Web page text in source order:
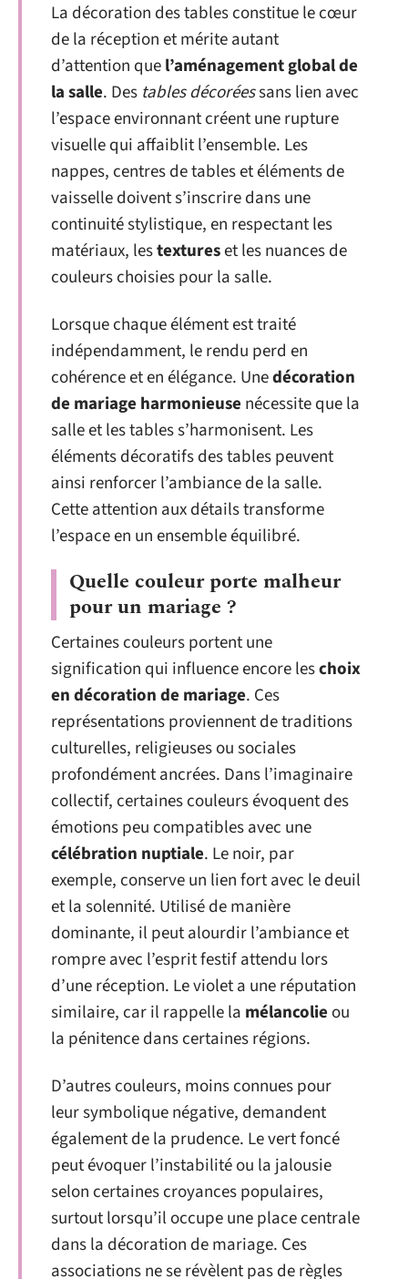
La décoration des tables constitue le cœur
de la réception et mérite autant
d’attention quel’aménagement global de
la salle. Des tables décoréessans lien avec
l’espace environnant créent une rupture
visuelle qui affaiblit l’ensemble. Les
nappes, centres de tables et éléments de
vaisselle doivent s’inscrire dans une
continuité stylistique, en respectant les
matériaux, lestextureset les nuances de
couleurs choisies pour la salle.
Lorsque chaque élément est traité
indépendamment, le rendu perd en
cohérence et en élégance. Unedécoration
de mariage harmonieuse nécessite que la
salle et les tables s’harmonisent. Les
éléments décoratifs des tables peuvent
ainsi renforcer l’ambiance de la salle.
Cette attention aux détails transforme
l’espace en un ensemble équilibré.
Quelle couleur porte malheur
pour un mariage ?
Certaines couleurs portent une
signification qui influence encore leschoix
en décoration de mariage. Ces
représentations proviennent de traditions
culturelles, religieuses ou sociales
profondément ancrées. Dans l’imaginaire
collectif, certaines couleurs évoquent des
émotions peu compatibles avec une
célébration nuptiale. Le noir, par
exemple, conserve un lien fort avec le deuil
et la solennité. Utilisé de manière
dominante, il peut alourdir l’ambiance et
rompre avec l’esprit festif attendu lors
d’une réception. Le violet a une réputation
similaire, car il rappelle la mélancolie ou
la pénitence dans certaines régions.
D’autres couleurs, moins connues pour
leur symbolique négative, demandent
également de la prudence. Le vert foncé
peut évoquer l’instabilité ou la jalousie
selon certaines croyances populaires,
surtout lorsqu’il occupe une place centrale
dans la décoration de mariage. Ces
associations ne se révèlent pas de règles